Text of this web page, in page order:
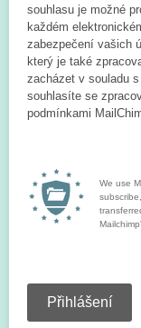
souhlasu je možné
každém
zabezpečení vašich
který je také
zacházet v souladu
souhlasíte se
podmínkami
We use